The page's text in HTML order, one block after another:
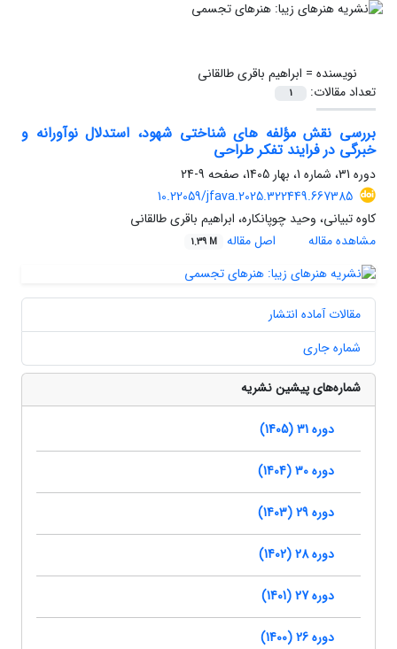
نویسنده = ابراهیم باقری طالقانی
تعداد مقالات:
1
بررسی نقش مؤلفه های شناختی شهود، استدلال نوآورانه و
خبرگی در فرایند تفکر طراحی
دوره 31، شماره 1، بهار 1405، صفحه
9-24
10.22059/jfava.2025.322449.667385
کاوه تبیانی، وحید چوپانکاره، ابراهیم باقری طالقانی
مشاهده مقاله
اصل مقاله 1.39 M
مقالات آماده انتشار
شماره جاری
شماره‌های پیشین نشریه
دوره 31 (1405)
دوره 30 (1404)
دوره 29 (1403)
دوره 28 (1402)
دوره 27 (1401)
دوره 26 (1400)